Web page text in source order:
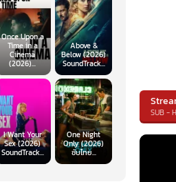
SUB -
Once Upon a
Time in a
Cinema
(2026)...
Above &
Below (2026)
SoundTrack...
I Want Your
Sex (2026)
SoundTrack...
One Night
Only (2026)
ซับไทย...